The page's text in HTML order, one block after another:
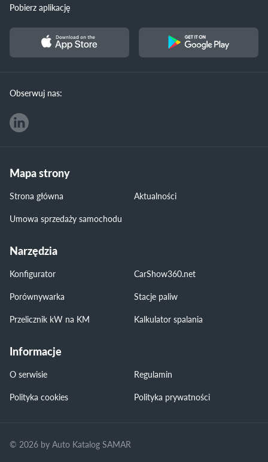
Pobierz aplikację
Obserwuj nas:
Mapa strony
Strona główna
Aktualności
Umowa sprzedaży samochodu
Narzędzia
Konfigurator
CarShow360.net
Porównywarka
Stacje paliw
Przelicznik kW na KM
Kalkulator spalania
Informacje
O serwisie
Regulamin
Polityka cookies
Polityka prywatności
© 2026 by Auto Katalog SAMAR